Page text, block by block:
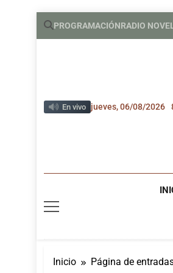
Saltar
PROGRAMACIÓNRADIO
En vivo jueves, 06/08/2026
Inicio Página de